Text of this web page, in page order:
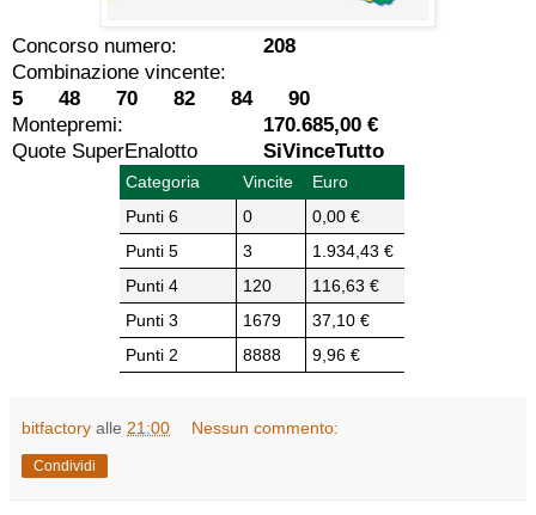
Concorso numero:
208
Combinazione vincente:
5 48 70 82 84 90
Montepremi:
170.685,00 €
Quote SuperEnalotto
SiVinceTutto
Categoria Vincite
Euro
Punti 6
0
0,00 €
Punti 5
3
1.934,43 €
Punti 4
120
116,63 €
Punti 3
1679
37,10 €
Punti 2
8888 9,96 €
bitfactory alle 21:00 Nessun commento:
Condividi